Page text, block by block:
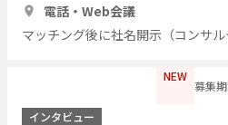
電話・Web会議
マッチング後に社名開示（コンサル
NEW
募集
インタビュー